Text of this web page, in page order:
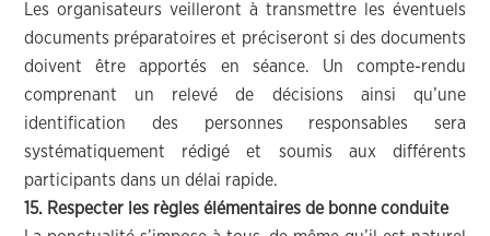
Les organisateurs veilleront à transmettre les éventuels
documents préparatoires et préciseront si des documents
doivent être apportés en séance. Un compte-rendu
comprenant un relevé de décisions ainsi qu’une
identification des personnes responsables sera
systématiquement rédigé et soumis aux différents
participants dans un délai rapide.
15. Respecter les règles élémentaires de bonne conduite